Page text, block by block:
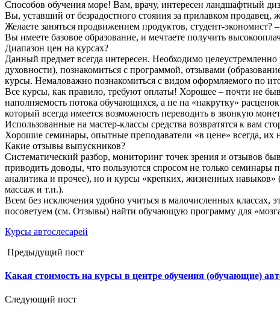
Способов обучения море! Вам, врачу, интересен ландшафтный
Вы, уставший от безрадостного стояния за прилавком
Желаете заняться продвижением продуктов, студент-
Вы имеете базовое образование, и мечтаете получить
Диапазон цен на курсах?
Данный предмет всегда интересен. Необходимо
духовности), познакомиться с программой, отзывами
курсы. Немаловажно познакомиться с видом оформляемого по
Все курсы, как правило, требуют оплаты! Хорошее – почти не
наполняемость потока обучающихся, а не на «накрутку»
который всегда имеется возможность переводить в звонкую
Использованные на мастер-классы средства возвратятся к вам
Хорошие семинары, опытные преподаватели «в цене» всегда,
Какие отзывы выпускников?
Систематический разбор, мониторинг точек зрения и отзывов
приводить доводы, что пользуются спросом не только семинары
аналитика и прочее), но и курсы «крепких, жизненных
массаж и т.п.).
Всем без исключения удобно учиться в малочисленных
посоветуем (см. Отзывы) найти обучающую программу для
Курсы автослесарей
Предыдущий пост
Какая стоимость на курсы в центре обучения (обучающие)
Следующий пост